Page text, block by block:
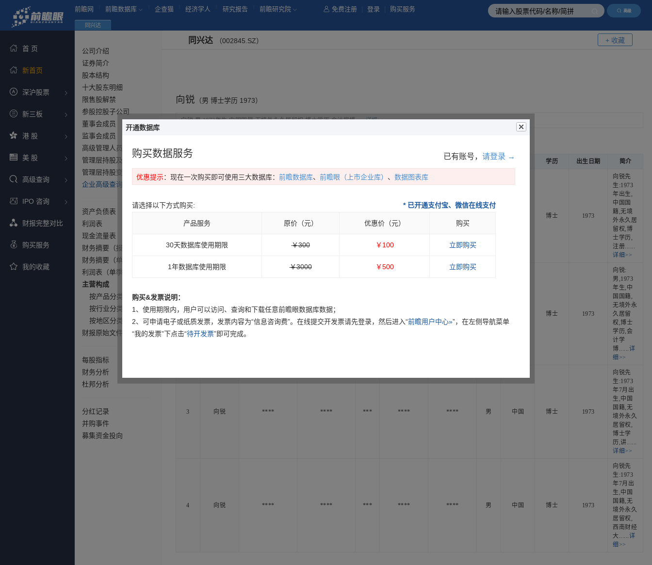
高级
前瞻网 前瞻数据库 企查猫 经济学人 研究报告 前瞻研究院 免费注册 登录 购买服务
首 页
新首页
深沪股票
新三板
港 股
美 股
高级查询
IPO 咨询
财报完整对比
购买服务
我的收藏
同兴达
公司介绍
证券简介
股本结构
十大股东明细
限售股解禁
参股控股子公司
董事会成员
监事会成员
高级管理人员
管理层持股及报酬
管理层持股变化
企业高级查询（新）
资产负债表
利润表
现金流量表
财务摘要（报告期）
财务摘要（单季度）
利润表（单季度）
主营构成
按产品分类
按行业分类
按地区分类
财报原始文件（PDF）
每股指标
财务分析
杜邦分析
分红记录
并购事件
募集资金投向
同兴达 （002845.SZ） + 收藏
向锐 （男 博士学历 1973）
向锐:男,1973年生,中国国籍,无境外永久居留权,博士学历,会计学博......详细>>
任职终止日 性别 学历 出生日期 简介
博士 1973
向锐先
生:1973
年出生,
中国国
籍,无境
外永久居
留权,博
士学历,
注册......
详细>>
2 向锐 **** **** 博士 1973
向锐:
男,1973
年生,中
国国籍,
无境外永
久居留
权,博士
学历,会
计学
博......详
细>>
3 向锐 **** **** *** **** **** 男 中国 博士 1973
向锐先
生:1973
年7月出
生,中国
国籍,无
境外永久
居留权,
博士学
历,讲......
详细>>
4 向锐 **** **** *** **** **** 男 中国 博士 1973
向锐先
生:1973
年7月出
生,中国
国籍,无
境外永久
居留权,
西南财经
大......详
细>>
开通数据库
购买数据服务 已有账号， 请登录 →
优惠提示：现在一次购买即可使用三大数据库： 前瞻数据库、 前瞻眼（上市企业库） 、 数据图表库
* 已开通支付宝、微信在线支付
请选择以下方式购买:
产品服务 原价（元） 优惠价（元） 购买
30天数据库使用期限 ￥300 ￥100 立即购买
1年数据库使用期限 ￥3000 ￥500 立即购买
购买&发票说明：
1、使用期限内，用户可以访问、查询和下载任意前瞻眼数据库数据；
2、可申请电子或纸质发票，发票内容为“信息咨询费”。在线提交开发票请先登录，然后进入“前瞻用户中心»”，在左侧导航菜单
“我的发票”下点击“待开发票”即可完成。